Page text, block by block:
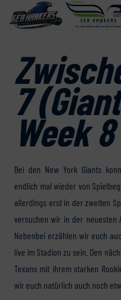
7
Week
Bei den New York Giants
endlich mal wieder von
allerdings erst in der zweiten
versuchen wir in der neuesten
Nebenbei erzählen wir euch
live im Stadion zu sein. Den
Texans mit ihrem starken
wir euch natürlich auch noch